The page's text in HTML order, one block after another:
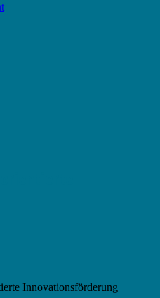
Innovationsförderung